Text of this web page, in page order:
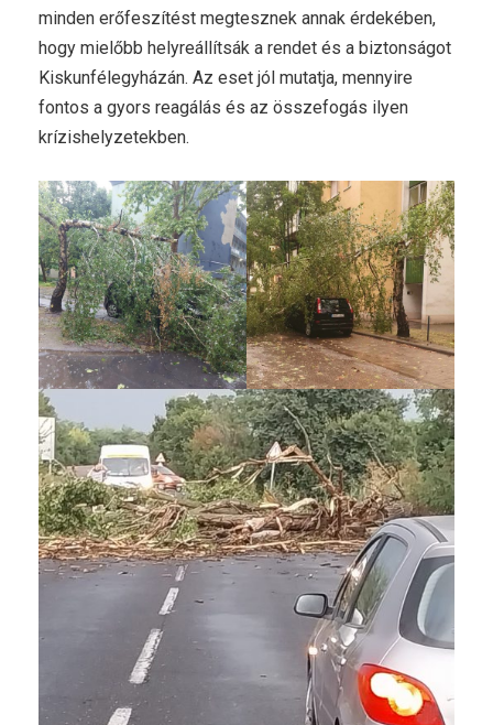
minden erőfeszítést megtesznek annak érdekében,
hogy mielőbb helyreállítsák a rendet és a biztonságot
Kiskunfélegyházán. Az eset jól mutatja, mennyire
fontos a gyors reagálás és az összefogás ilyen
krízishelyzetekben.